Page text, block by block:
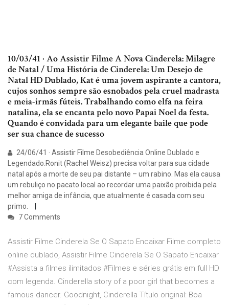
10/03/41 · Ao Assistir Filme A Nova Cinderela: Milagre
de Natal / Uma História de Cinderela: Um Desejo de
Natal HD Dublado, Kat é uma jovem aspirante a cantora,
cujos sonhos sempre são esnobados pela cruel madrasta
e meia-irmãs fúteis. Trabalhando como elfa na feira
natalina, ela se encanta pelo novo Papai Noel da festa.
Quando é convidada para um elegante baile que pode
ser sua chance de sucesso
24/06/41 · Assistir Filme Desobediência Online Dublado e
Legendado.Ronit (Rachel Weisz) precisa voltar para sua cidade
natal após a morte de seu pai distante – um rabino. Mas ela causa
um rebuliço no pacato local ao recordar uma paixão proibida pela
melhor amiga de infância, que atualmente é casada com seu
primo.
7 Comments
Assistir Filme Cinderela Se O Sapato Encaixar Filme completo
online dublado, Assistir Filme Cinderela Se O Sapato Encaixar
#Assista a filmes ilimitados #Filmes e séries grátis em full HD
com legenda. Cinderella story of a poor girl that becomes a
famous dancer. Goodnight, Cinderella Título original: Boa